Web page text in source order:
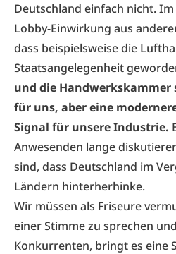
Deutschland einfach nicht.
Lobby-Einwirkung aus
dass beispielsweise die
Staatsangelegenheit
und die
für uns, aber eine
Signal für unsere Industrie.
Anwesenden lange
sind, dass Deutschland im
Ländern hinterherhinke.
Wir müssen als Friseure
einer Stimme zu sprechen
Konkurrenten, bringt es eine